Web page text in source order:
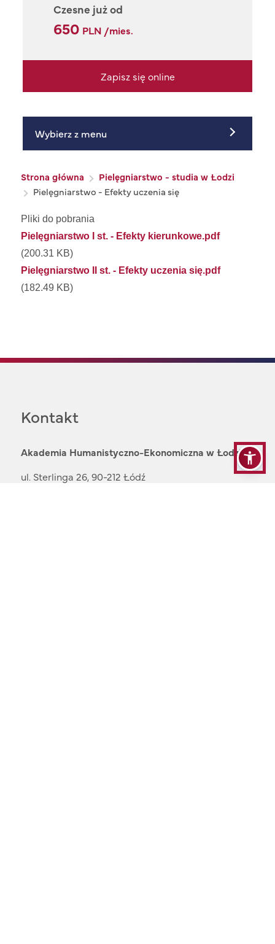
Czesne już od
650 PLN /mies.
Zapisz się online
Wybierz z menu
Ścieżka nawigacyjna
Strona główna
Pielęgniarstwo - studia w Łodzi
Pielęgniarstwo - Efekty uczenia się
Pliki do pobrania
Pielęgniarstwo I st. - Efekty kierunkowe.pdf
(200.31 KB)
Pielęgniarstwo II st. - Efekty uczenia się.pdf
(182.49 KB)
Kontakt
Akademia Humanistyczno-Ekonomiczna w Łodzi
ul. Sterlinga 26, 90-212 Łódź